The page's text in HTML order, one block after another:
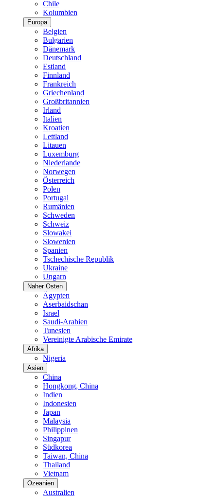
Chile
Kolumbien
Europa
Belgien
Bulgarien
Dänemark
Deutschland
Estland
Finnland
Frankreich
Griechenland
Großbritannien
Irland
Italien
Kroatien
Lettland
Litauen
Luxemburg
Niederlande
Norwegen
Österreich
Polen
Portugal
Rumänien
Schweden
Schweiz
Slowakei
Slowenien
Spanien
Tschechische Republik
Ukraine
Ungarn
Naher Osten
Ägypten
Aserbaidschan
Israel
Saudi-Arabien
Tunesien
Vereinigte Arabische Emirate
Afrika
Nigeria
Asien
China
Hongkong, China
Indien
Indonesien
Japan
Malaysia
Philippinen
Singapur
Südkorea
Taiwan, China
Thailand
Vietnam
Ozeanien
Australien